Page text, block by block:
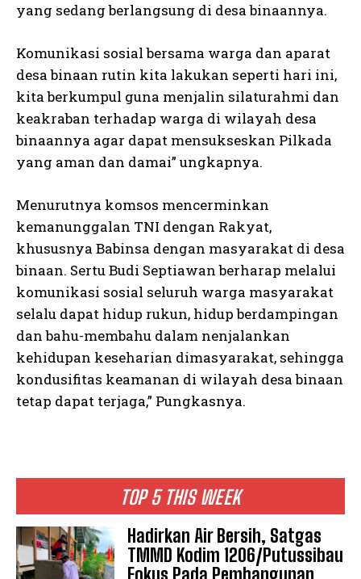
TOP 5 THIS WEEK
Hadirkan Air Bersih, Satgas
TMMD Kodim 1206/Putussibau
Fokus Pada Pembangunan
yang sedang berlangsung di desa binaannya.
Komunikasi sosial bersama warga dan aparat
desa binaan rutin kita lakukan seperti hari ini,
kita berkumpul guna menjalin silaturahmi dan
keakraban terhadap warga di wilayah desa
binaannya agar dapat mensukseskan Pilkada
yang aman dan damai” ungkapnya.
Menurutnya komsos mencerminkan
kemanunggalan TNI dengan Rakyat,
khususnya Babinsa dengan masyarakat di desa
binaan. Sertu Budi Septiawan berharap melalui
komunikasi sosial seluruh warga masyarakat
selalu dapat hidup rukun, hidup berdampingan
dan bahu-membahu dalam nenjalankan
kehidupan keseharian dimasyarakat, sehingga
kondusifitas keamanan di wilayah desa binaan
tetap dapat terjaga,” Pungkasnya.